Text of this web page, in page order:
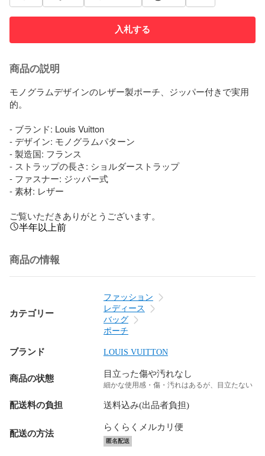
入札する
商品の説明
モノグラムデザインのレザー製ポーチ、ジッパー付きで実用
的。
- ブランド: Louis Vuitton
- デザイン: モノグラムパターン
- 製造国: フランス
- ストラップの長さ: ショルダーストラップ
- ファスナー: ジッパー式
- 素材: レザー
ご覧いただきありがとうございます。
半年以上前
商品の情報
カテゴリー
ファッション
レディース
バッグ
ポーチ
ブランド LOUIS VUITTON
商品の状態 目立った傷や汚れなし
細かな使用感・傷・汚れはあるが、目立たない
配送料の負担 送料込み(出品者負担)
配送の方法
らくらくメルカリ便
匿名配送